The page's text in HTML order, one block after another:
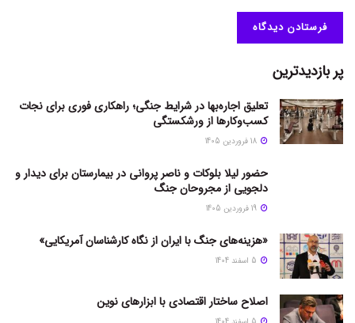
پر بازدیدترین
تعلیق اجاره‌بها در شرایط جنگی؛ راهکاری فوری برای نجات
کسب‌وکارها از ورشکستگی
حضور لیلا بلوکات و ناصر پروانی در بیمارستان برای دیدار و
دلجویی از مجروحان جنگ
«هزینه‌های جنگ با ایران از نگاه کارشناسان آمریکایی»
اصلاح ساختار اقتصادی با ابزارهای نوین